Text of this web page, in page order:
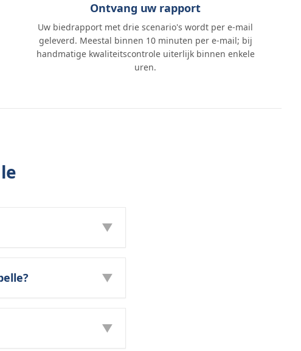
Ontvang uw rapport
Uw biedrapport met drie scenario's wordt per e-mail
geleverd. Meestal binnen 10 minuten per e-mail; bij
handmatige kwaliteitscontrole uiterlijk binnen enkele
uren.
▼
▼
▼